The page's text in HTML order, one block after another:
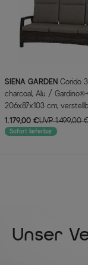
SIENA GARDEN
charcoal, Alu /
206x87x103 cm,
Rückenlehnen
1.179,00 €UVP 1.499,00
Sofort lieferbar
Unser